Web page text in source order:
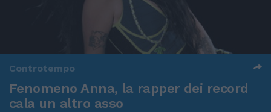
Controtempo
Fenomeno Anna, la rapper dei record
cala un altro asso